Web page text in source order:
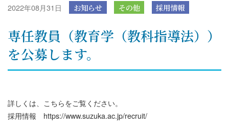
2022年08月31日 お知らせ その他 採用情報
専任教員（教育学（教科指導法））
を公募します。
詳しくは、こちらをご覧ください。
採用情報 https://www.suzuka.ac.jp/recruit/